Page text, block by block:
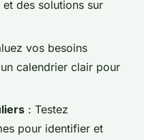
des solutions sur
vos besoins
calendrier clair pour
: Testez
pour identifier et